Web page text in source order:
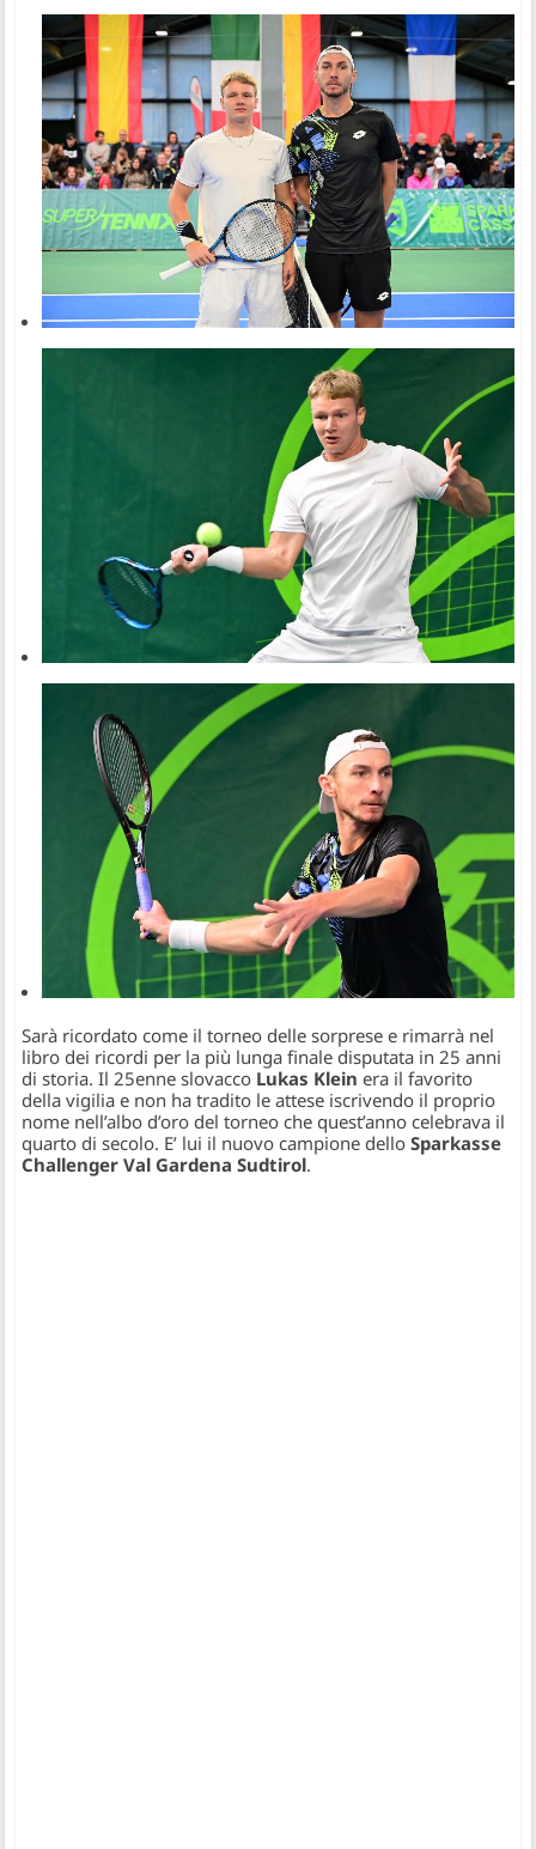
Sarà ricordato come il torneo delle sorprese e rimarrà nel
libro dei ricordi per la più lunga finale disputata in 25 anni
di storia. Il 25enne slovacco Lukas Klein era il favorito
della vigilia e non ha tradito le attese iscrivendo il proprio
nome nell’albo d’oro del torneo che quest’anno celebrava il
quarto di secolo. E’ lui il nuovo campione delloSparkasse
Challenger Val Gardena Sudtirol.